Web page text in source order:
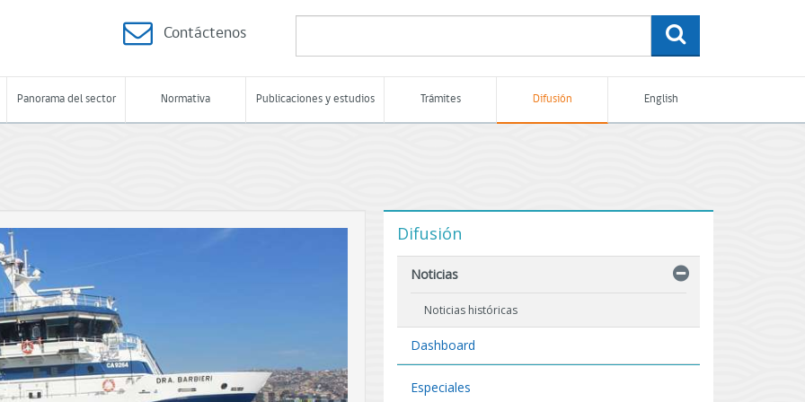
Contáctenos
Panorama del sector Normativa Publicaciones y estudios Trámites Difusión English
Difusión
Noticias
Noticias históricas
Dashboard
Especiales